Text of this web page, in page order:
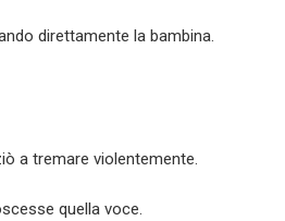
direttamente la bambina.
a tremare violentemente.
quella voce.